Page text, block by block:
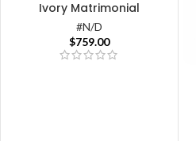
Ivory Matrimonial
#N/D
$759.00